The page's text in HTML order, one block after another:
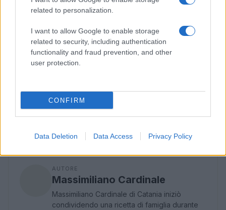
related to personalization.
I want to allow Google to enable storage
related to security, including authentication
functionality and fraud prevention, and other
user protection.
CONFIRM
Data Deletion Data Access Privacy Policy
Kebastard, sta già pensando a nuovi progetti.
vacanza, anche se non è semplice organizzare
La sua storia è un esempio di come la
le difficoltà in opportunità. Abdallah Dadi è un
imprenditore che ha saputo unire tradizioni diverse,
AUTORE
Massimiliano Cardinale
Massimiliano Cardinale di Catania iniziò
condividendo una ricetta di famiglia durante